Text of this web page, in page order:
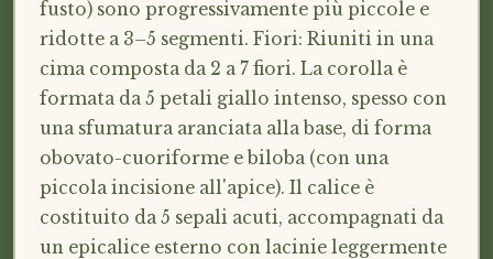
fusto) sono progressivamente più piccole e
ridotte a 3–5 segmenti. Fiori: Riuniti in una
cima composta da 2 a 7 fiori. La corolla è
formata da 5 petali giallo intenso, spesso con
una sfumatura aranciata alla base, di forma
obovato-cuoriforme e biloba (con una
piccola incisione all'apice). Il calice è
costituito da 5 sepali acuti, accompagnati da
un epicalice esterno con lacinie leggermente